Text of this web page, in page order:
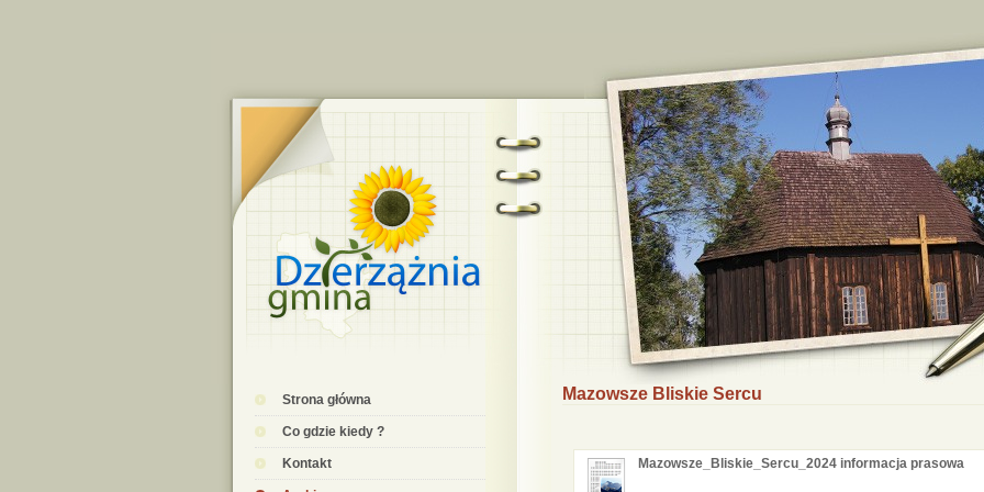
Strona główna
Co gdzie kiedy ?
Kontakt
Mazowsze Bliskie Sercu
Mazowsze_Bliskie_Sercu_2024 informacja prasowa